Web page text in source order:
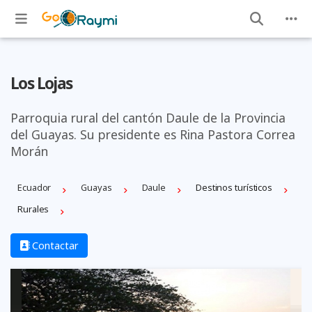
Los Lojas
Parroquia rural del cantón Daule de la Provincia
del Guayas. Su presidente es Rina Pastora Correa
Morán
Ecuador Guayas Daule
Destinos turísticos
Rurales
Contactar